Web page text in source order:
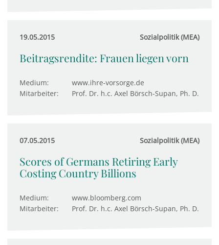
19.05.2015 Sozialpolitik (MEA)
Beitragsrendite: Frauen liegen vorn
Medium:
www.ihre-vorsorge.de
Mitarbeiter:
Prof. Dr. h.c. Axel Börsch-Supan, Ph. D.
07.05.2015 Sozialpolitik (MEA)
Scores of Germans Retiring Early
Costing Country Billions
Medium:
www.bloomberg.com
Mitarbeiter:
Prof. Dr. h.c. Axel Börsch-Supan, Ph. D.